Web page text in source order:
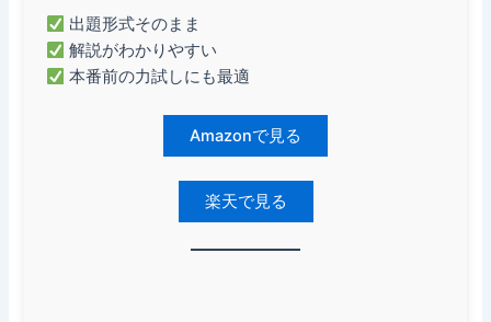
出題形式そのまま
解説がわかりやすい
本番前の力試しにも最適
Amazonで見る
楽天で見る